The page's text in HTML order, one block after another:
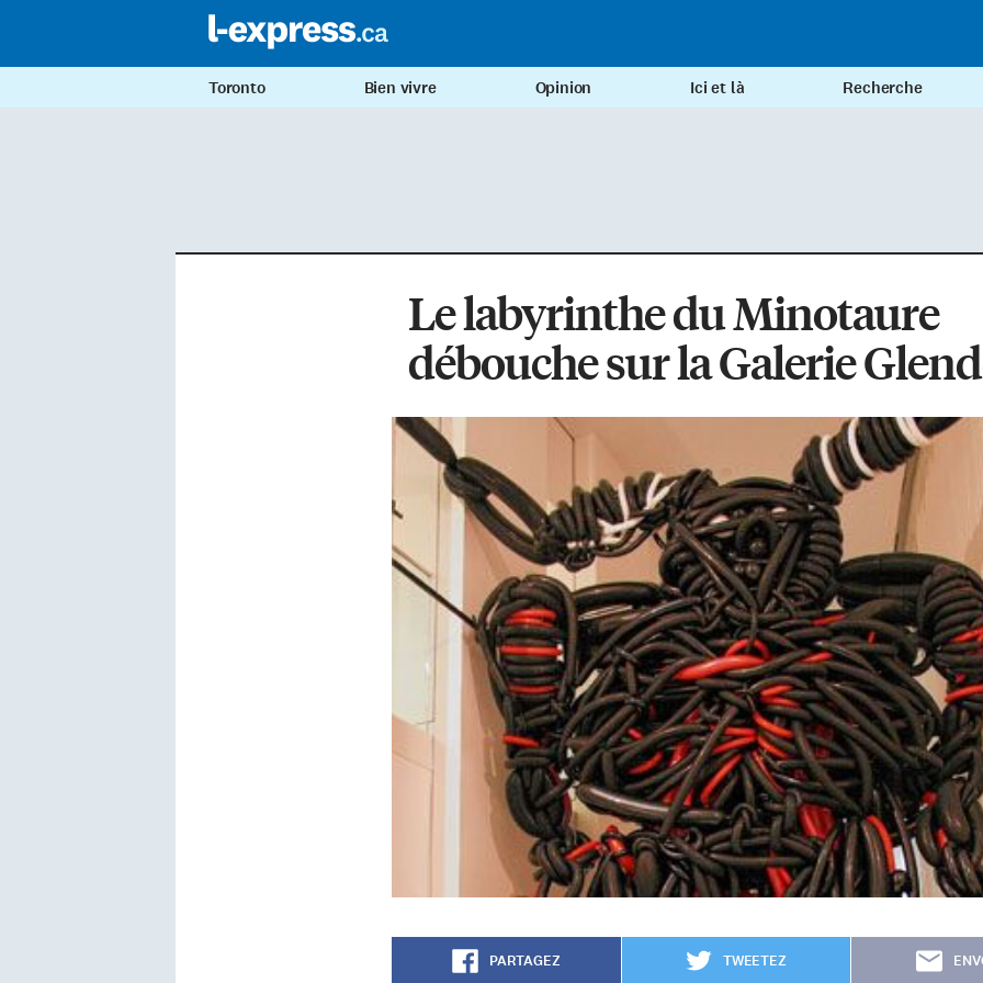
Toronto Bien vivre Opinion Ici et là Recherche
Le labyrinthe du Minotaure
débouche sur la Galerie
PARTAGEZ TWEETEZ